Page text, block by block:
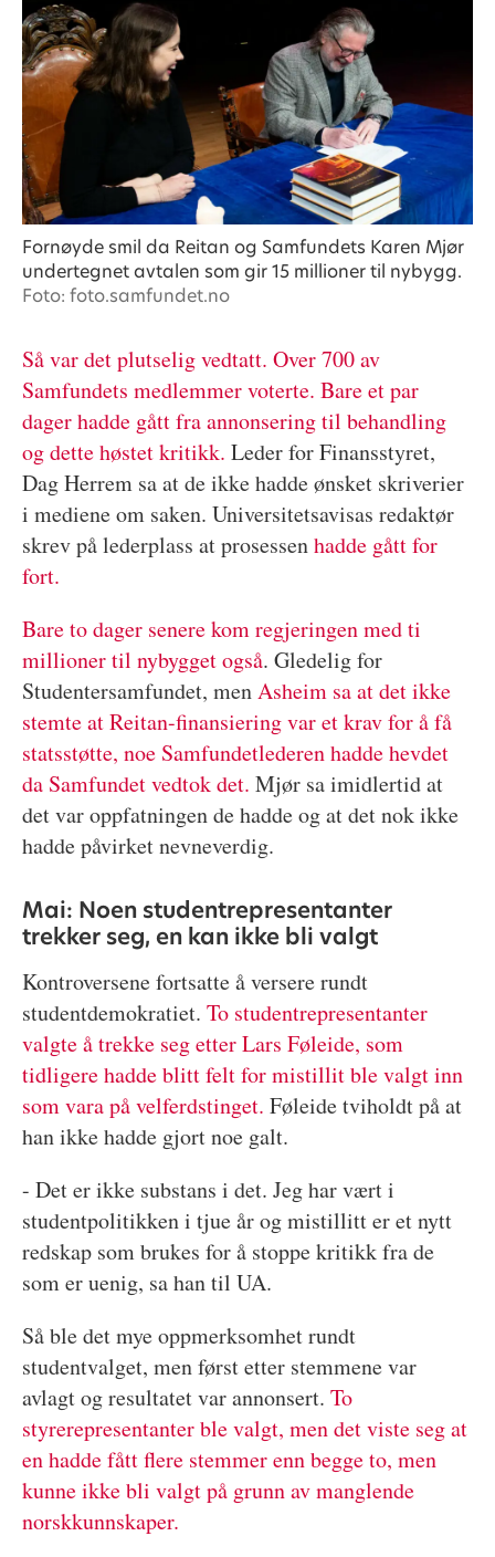
Fornøyde smil da Reitan og Samfundets Karen Mjør
undertegnet avtalen som gir 15 millioner til nybygg.
Foto: foto.samfundet.no
Så var det plutselig vedtatt. Over 700 av
Samfundets medlemmer voterte. Bare et par
dager hadde gått fra annonsering til behandling
og dette høstet kritikk. Leder for Finansstyret,
Dag Herrem sa at de ikke hadde ønsket skriverier
i mediene om saken. Universitetsavisas redaktør
skrev på lederplass at prosessenhadde gått for
fort.
Bare to dager senere kom regjeringen med ti
millioner til nybygget også. Gledelig for
Studentersamfundet, menAsheim sa at det ikke
stemte at Reitan-finansiering var et krav for å få
statsstøtte, noe Samfundetlederen hadde hevdet
da Samfundet vedtok det. Mjør sa imidlertid at
det var oppfatningen de hadde og at det nok ikke
hadde påvirket nevneverdig.
Mai: Noen studentrepresentanter
trekker seg, en kan ikke bli valgt
Kontroversene fortsatte å versere rundt
studentdemokratiet. To studentrepresentanter
valgte å trekke seg etter Lars Føleide, som
tidligere hadde blitt felt for mistillit ble valgt inn
som vara på velferdstinget. Føleide tviholdt på at
han ikke hadde gjort noe galt.
- Det er ikke substans i det. Jeg har vært i
studentpolitikken i tjue år og mistillitt er et nytt
redskap som brukes for å stoppe kritikk fra de
som er uenig, sa han til UA.
Så ble det mye oppmerksomhet rundt
studentvalget, men først etter stemmene var
avlagt og resultatet var annonsert. To
styrerepresentanter ble valgt, men det viste seg at
en hadde fått flere stemmer enn begge to, men
kunne ikke bli valgt på grunn av manglende
norskkunnskaper.